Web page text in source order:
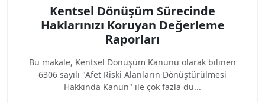
Kentsel Dönüşüm Sürecinde
Haklarınızı Koruyan Değerleme
Raporları
Bu makale, Kentsel Dönüşüm Kanunu olarak bilinen
6306 sayılı "Afet Riski Alanların Dönüştürülmesi
Hakkında Kanun" ile çok fazla du...